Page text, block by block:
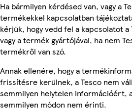
Ha bármilyen kérdésed van, vagy a
termékekkel kapcsolatban
kérjük, hogy vedd fel a kapcsolatot a
vagy a termék gyártójával, ha nem
termékről van szó.
Annak ellenére, hogy a
frissítésre kerülnek, a Tesco nem
semmilyen helytelen információért,
semmilyen módon nem érinti.